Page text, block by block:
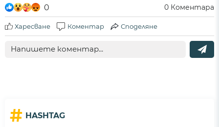
0 0 Коментара
Харесване Коментар Споделяне
# HASHTAG